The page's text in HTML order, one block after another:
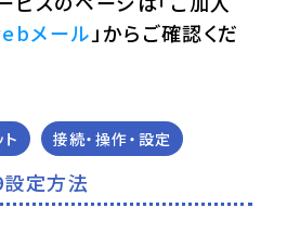
メール 」からご確認くだ
接続・操作・設定
定方法